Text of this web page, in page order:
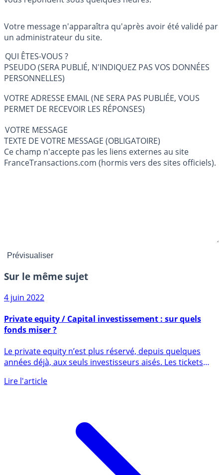
Votre message n'apparaîtra qu'après avoir été validé par
un administrateur du site.
QUI ÊTES-VOUS ?
PSEUDO (SERA PUBLIÉ, N'INDIQUEZ PAS VOS DONNÉES
PERSONNELLES)
VOTRE ADRESSE EMAIL (NE SERA PAS PUBLIÉE, VOUS
PERMET DE RECEVOIR LES RÉPONSES)
VOTRE MESSAGE
TEXTE DE VOTRE MESSAGE (OBLIGATOIRE)
Ce champ n'accepte pas les liens externes au site
FranceTransactions.com (hormis vers des sites officiels).
Sur le même sujet
4 juin 2022
fonds miser ?
années déjà, aux seuls investisseurs aisés. Les tickets